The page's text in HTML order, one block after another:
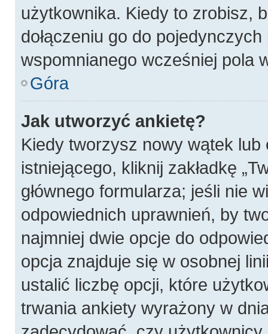
użytkownika. Kiedy to zrobisz,
dołączeniu go do
wspomnianego wcześniej pola
Góra
Jak utworzyć ankietę?
Kiedy tworzysz nowy wątek
istniejącego, kliknij zakładkę
głównego formularza; jeśli nie
odpowiednich uprawnień, by
najmniej dwie opcje do
opcja znajduje się w osobnej
ustalić liczbę opcji, które
trwania ankiety wyrażony w